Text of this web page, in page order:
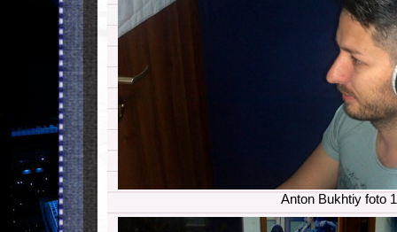
Anton Bukhtiy foto 1